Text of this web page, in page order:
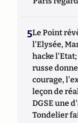
5Le Point
l'Elysée,
hacke
russe
courage,
leçon de
DGSE une
Tondelier